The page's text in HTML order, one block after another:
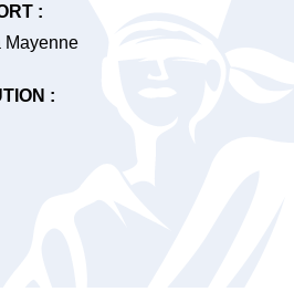
:
Mayenne
: